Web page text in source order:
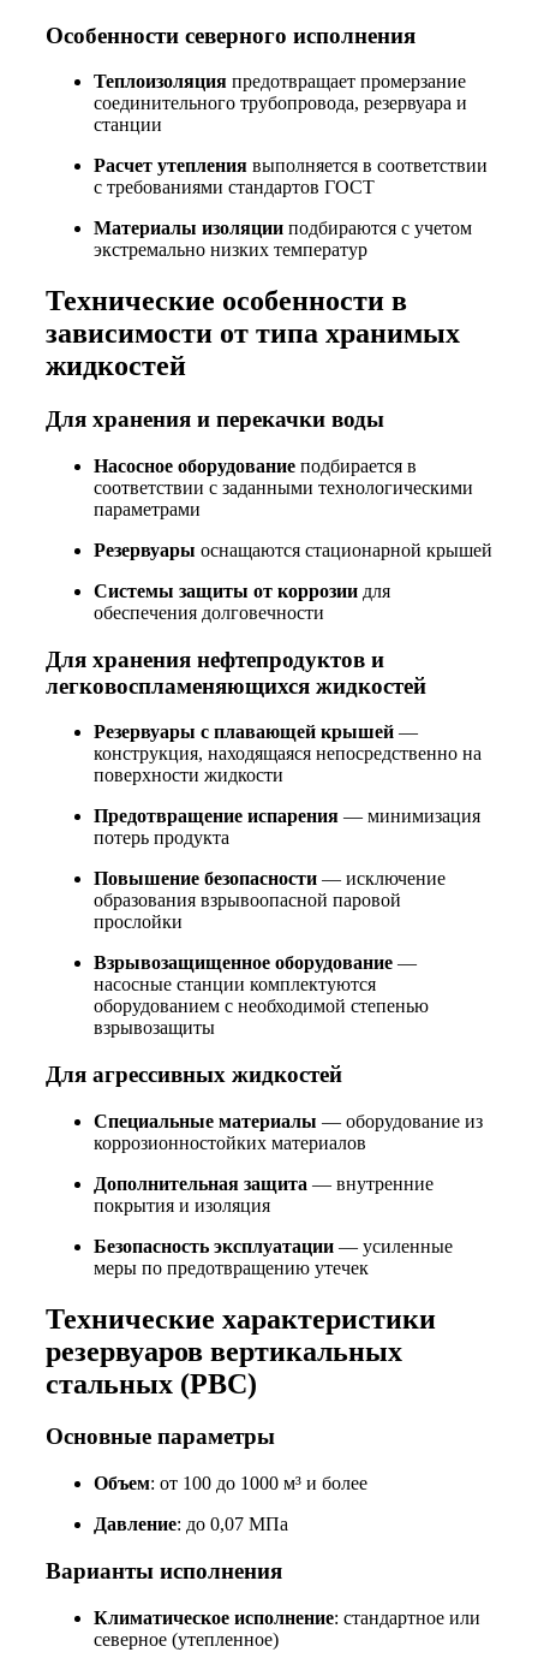
Особенности северного исполнения
Теплоизоляция предотвращает промерзание
соединительного трубопровода, резервуара и
станции
Расчет утепления выполняется в соответствии
с требованиями стандартов ГОСТ
Материалы изоляции подбираются с учетом
экстремально низких температур
Технические особенности в
зависимости от типа хранимых
жидкостей
Для хранения и перекачки воды
Насосное оборудование подбирается в
соответствии с заданными технологическими
параметрами
Резервуары оснащаются стационарной крышей
Системы защиты от коррозии для
обеспечения долговечности
Для хранения нефтепродуктов и
легковоспламеняющихся жидкостей
Резервуары с плавающей крышей —
конструкция, находящаяся непосредственно на
поверхности жидкости
Предотвращение испарения — минимизация
потерь продукта
Повышение безопасности — исключение
образования взрывоопасной паровой
прослойки
Взрывозащищенное оборудование —
насосные станции комплектуются
оборудованием с необходимой степенью
взрывозащиты
Для агрессивных жидкостей
Специальные материалы — оборудование из
коррозионностойких материалов
Дополнительная защита — внутренние
покрытия и изоляция
Безопасность эксплуатации — усиленные
меры по предотвращению утечек
Технические характеристики
резервуаров вертикальных
стальных (РВС)
Основные параметры
Объем: от 100 до 1000 м³ и более
Давление: до 0,07 МПа
Варианты исполнения
Климатическое исполнение: стандартное или
северное (утепленное)